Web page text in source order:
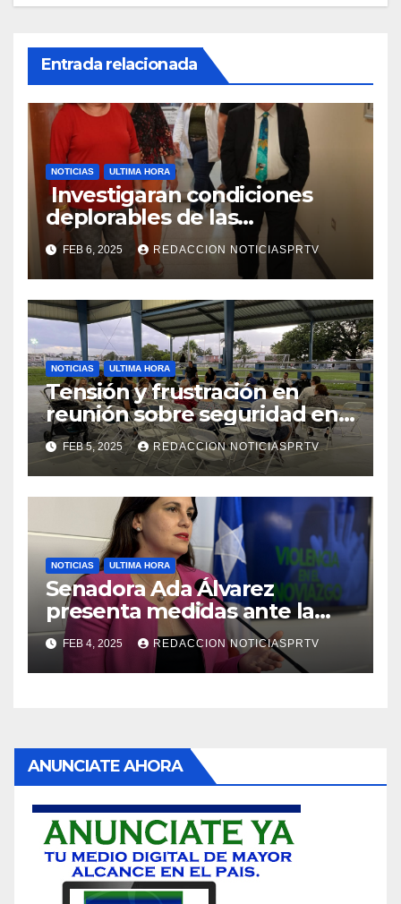
Entrada relacionada
NOTICIAS ULTIMA HORA
Investigaran condiciones
deplorables de las
facilidades el Departamento
de la Salud en Mayagüez
FEB 6, 2025 REDACCION NOTICIASPRTV
NOTICIAS ULTIMA HORA
Tensión y frustración en
reunión sobre seguridad en
Reparto Metropolitano
FEB 5, 2025 REDACCION NOTICIASPRTV
NOTICIAS ULTIMA HORA
Senadora Ada Álvarez
presenta medidas ante la
violencia en el noviazgo
FEB 4, 2025 REDACCION NOTICIASPRTV
ANUNCIATE AHORA